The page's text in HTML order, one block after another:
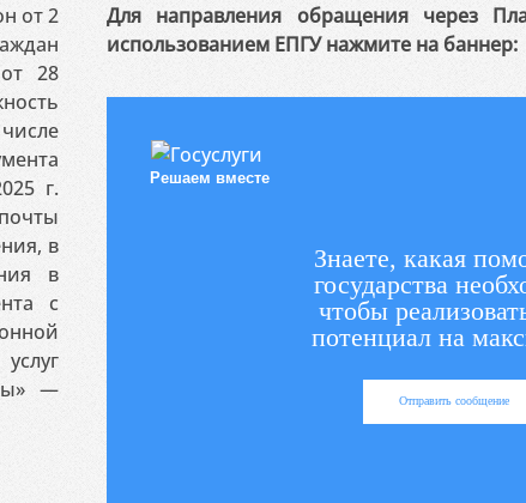
от 2
28
г.
в
в
с
—
Для направления обращения через
использованием ЕПГУ нажмите на баннер:
Решаем вместе
Знаете, какая
государства
чтобы
потенциал на
Отправить сообщение